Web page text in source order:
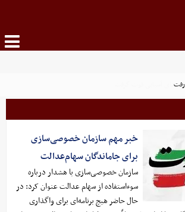
آسیایی قوت گرفت
خبر مهم سازمان خصوصی‌سازی
برای جاماندگان سهام‌عدالت
سازمان خصوصی‌سازی با هشدار درباره
سوءاستفاده از سهام عدالت عنوان کرد: در
حال حاضر هیچ برنامه‌­ای برای واگذاری